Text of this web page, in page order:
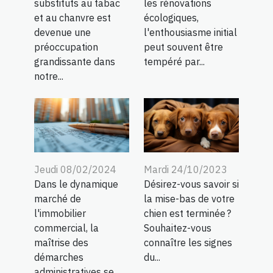
substituts au tabac
et au chanvre est
devenue une
préoccupation
grandissante dans
notre...
les rénovations
écologiques,
l'enthousiasme initial
peut souvent être
tempéré par...
Jeudi 08/02/2024
Dans le dynamique
marché de
l'immobilier
commercial, la
maîtrise des
démarches
Mardi 24/10/2023
Désirez-vous savoir si
la mise-bas de votre
chien est terminée ?
Souhaitez-vous
connaître les signes
du...